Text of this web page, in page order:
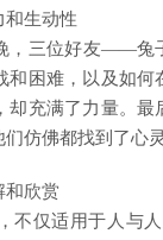
和生动性
，三位好友——兔
和困难，以及如
却充满了力量。
仿佛都找到了心
和欣赏
不仅适用于人与